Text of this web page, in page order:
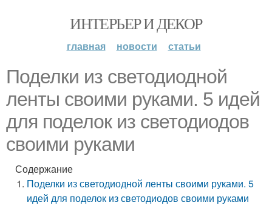
ИНТЕРЬЕР И ДЕКОР
главная новости статьи
Поделки из светодиодной
ленты своими руками. 5 идей
для поделок из светодиодов
своими руками
Содержание
Поделки из светодиодной ленты своими руками. 5
идей для поделок из светодиодов своими руками